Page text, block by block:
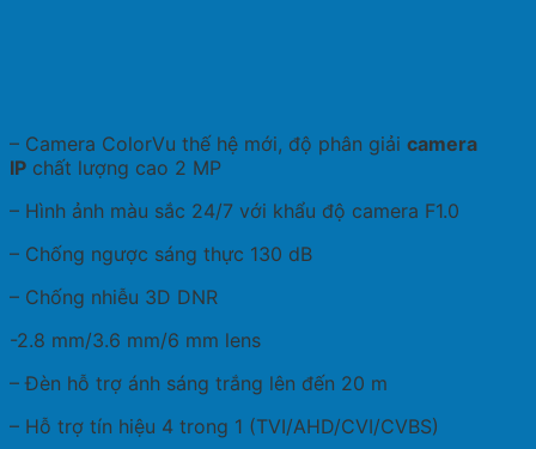
– Camera ColorVu thế hệ mới, độ phân giải camera
IP chất lượng cao 2 MP
– Hình ảnh màu sắc 24/7 với khẩu độ camera F1.0
– Chống ngược sáng thực 130 dB
– Chống nhiễu 3D DNR
-2.8 mm/3.6 mm/6 mm lens
– Đèn hỗ trợ ánh sáng trắng lên đến 20 m
– Hỗ trợ tín hiệu 4 trong 1 (TVI/AHD/CVI/CVBS)